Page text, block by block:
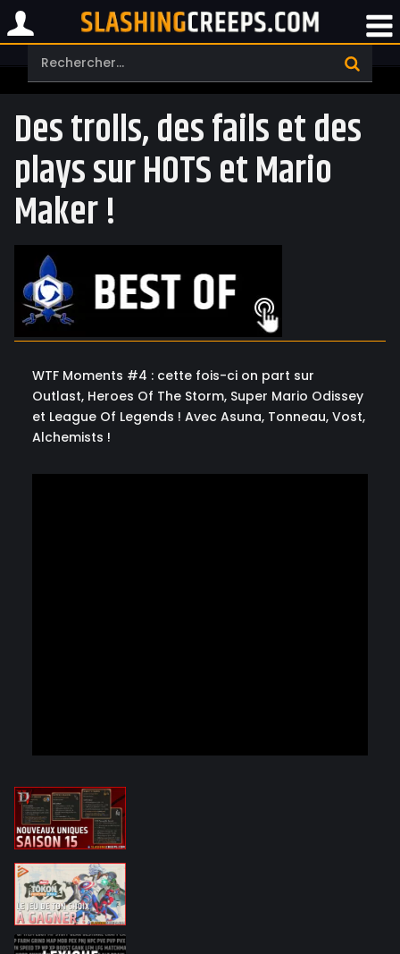
Des trolls, des fails et des
plays sur HOTS et Mario
Maker !
WTF Moments #4 : cette fois-ci on part sur
Outlast, Heroes Of The Storm, Super Mario Odissey
et League Of Legends ! Avec Asuna, Tonneau, Vost,
Alchemists !